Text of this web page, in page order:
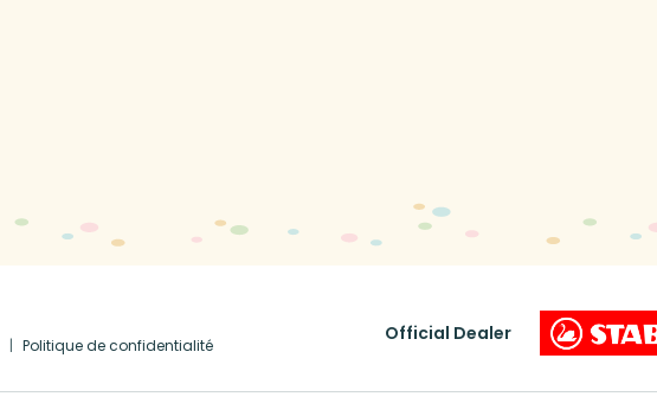
Politique de confidentialité
Official Dealer